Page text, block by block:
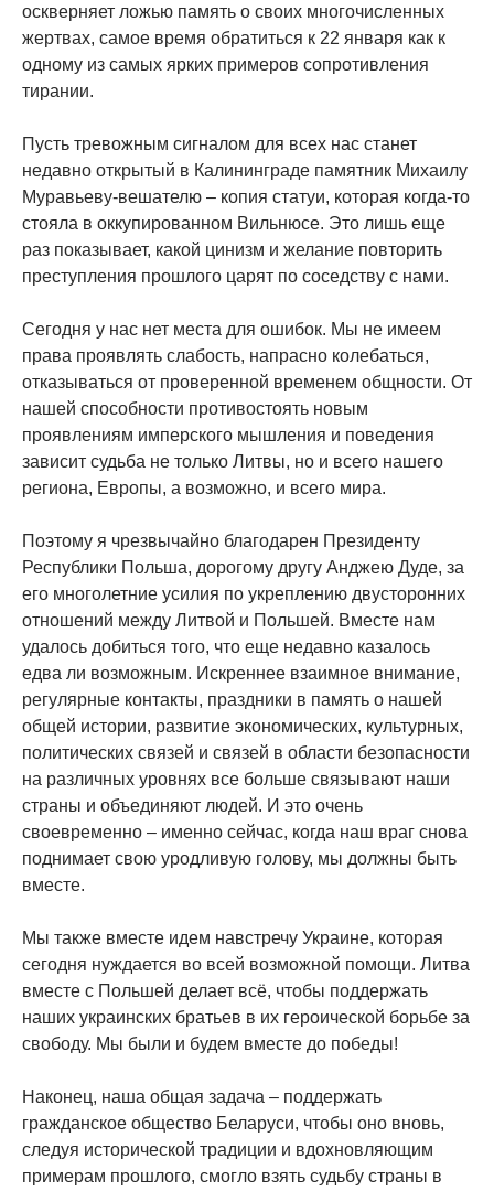
оскверняет ложью память о своих многочисленных
жертвах, самое время обратиться к 22 января как к
одному из самых ярких примеров сопротивления
тирании.
Пусть тревожным сигналом для всех нас станет
недавно открытый в Калининграде памятник Михаилу
Муравьеву-вешателю – копия статуи, которая когда-то
стояла в оккупированном Вильнюсе. Это лишь еще
раз показывает, какой цинизм и желание повторить
преступления прошлого царят по соседству с нами.
Сегодня у нас нет места для ошибок. Мы не имеем
права проявлять слабость, напрасно колебаться,
отказываться от проверенной временем общности. От
нашей способности противостоять новым
проявлениям имперского мышления и поведения
зависит судьба не только Литвы, но и всего нашего
региона, Европы, а возможно, и всего мира.
Поэтому я чрезвычайно благодарен Президенту
Республики Польша, дорогому другу Анджею Дуде, за
его многолетние усилия по укреплению двусторонних
отношений между Литвой и Польшей. Вместе нам
удалось добиться того, что еще недавно казалось
едва ли возможным. Искреннее взаимное внимание,
регулярные контакты, праздники в память о нашей
общей истории, развитие экономических, культурных,
политических связей и связей в области безопасности
на различных уровнях все больше связывают наши
страны и объединяют людей. И это очень
своевременно – именно сейчас, когда наш враг снова
поднимает свою уродливую голову, мы должны быть
вместе.
Мы также вместе идем навстречу Украине, которая
сегодня нуждается во всей возможной помощи. Литва
вместе с Польшей делает всё, чтобы поддержать
наших украинских братьев в их героической борьбе за
свободу. Мы были и будем вместе до победы!
Наконец, наша общая задача – поддержать
гражданское общество Беларуси, чтобы оно вновь,
следуя исторической традиции и вдохновляющим
примерам прошлого, смогло взять судьбу страны в